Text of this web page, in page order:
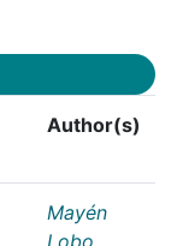
Author(s)
Mayén
Lobo,